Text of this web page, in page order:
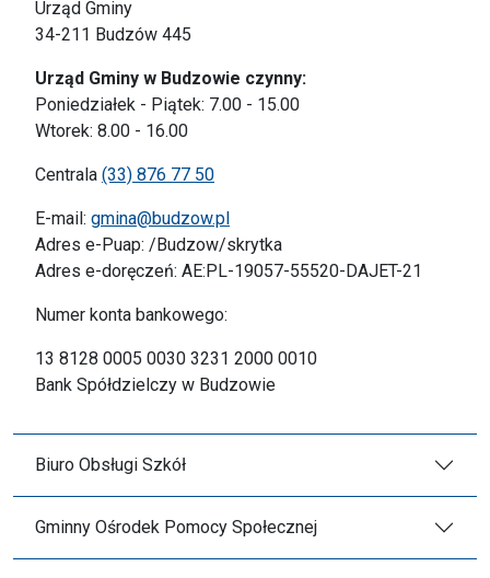
Urząd Gminy
34-211 Budzów 445
Urząd Gminy w Budzowie czynny:
Poniedziałek - Piątek: 7.00 - 15.00
Wtorek: 8.00 - 16.00
Centrala (33) 876 77 50
E-mail: gmina@budzow.pl
Adres e-Puap: /Budzow/skrytka
Adres e-doręczeń: AE:PL-19057-55520-DAJET-21
Numer konta bankowego:
13 8128 0005 0030 3231 2000 0010
Bank Spółdzielczy w Budzowie
Biuro Obsługi Szkół
Gminny Ośrodek Pomocy Społecznej